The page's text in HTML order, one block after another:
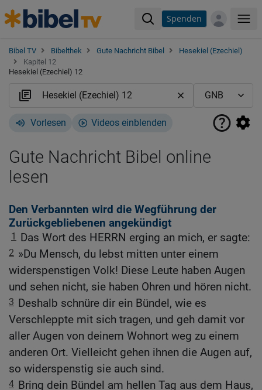
Spenden
Bibel TV Bibelthek Gute Nachricht Bibel
Hesekiel (Ezechiel)
Kapitel 12
Hesekiel (Ezechiel) 12
Vorlesen Videos einblenden
Gute Nachricht Bibel online
lesen
Den Verbannten wird die Wegführung der
Zurückgebliebenen angekündigt
1 Das Wort des HERRN erging an mich, er sagte:
2 »Du Mensch, du lebst mitten unter einem
widerspenstigen Volk! Diese Leute haben Augen
und sehen nicht, sie haben Ohren und hören nicht.
3 Deshalb schnüre dir ein Bündel, wie es
Verschleppte mit sich tragen, und geh damit vor
aller Augen von deinem Wohnort weg zu einem
anderen Ort. Vielleicht gehen ihnen die Augen auf,
so widerspenstig sie auch sind.
4 Bring dein Bündel am hellen Tag aus dem Haus,